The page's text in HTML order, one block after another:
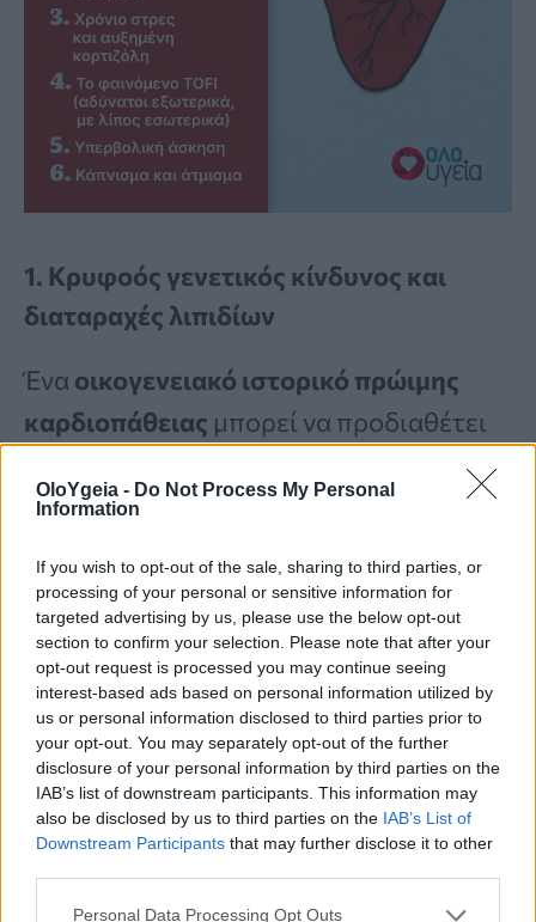
OloYgeia - Do Not Process My Personal
Information
If you wish to opt-out of the sale, sharing to third parties, or
processing of your personal or sensitive information for
targeted advertising by us, please use the below opt-out
section to confirm your selection. Please note that after your
opt-out request is processed you may continue seeing
interest-based ads based on personal information utilized by
us or personal information disclosed to third parties prior to
your opt-out. You may separately opt-out of the further
disclosure of your personal information by third parties on the
IAB’s list of downstream participants. This information may
also be disclosed by us to third parties on the IAB’s List of
Downstream Participants that may further disclose it to other
Personal Data Processing Opt Outs
1. Κρυφοός γενετικός κίνδυνος και
διαταραχές λιπιδίων
Ένα οικογενειακό ιστορικό πρώιμης
καρδιοπάθειας μπορεί να προδιαθέτει
γενετικά τα τοιχώματα των αρτηριών
ώστε να είναιπιο επιρρεπή σε βλάβες
«Τα γονίδια είναι πολύ σημαντικάκαι η
έντονη γενετική προδιάθεση για πρώιμη
καρδιοπάθεια ή ένα πρόβλημα με την
LP(a) θα οδηγήσει σε σχηματισμό
πλάκαςανεξάρτητα από το πόσο καλά
τρώτεή γυμνάζεστε», προσθέτει ο Dr.
Govil.